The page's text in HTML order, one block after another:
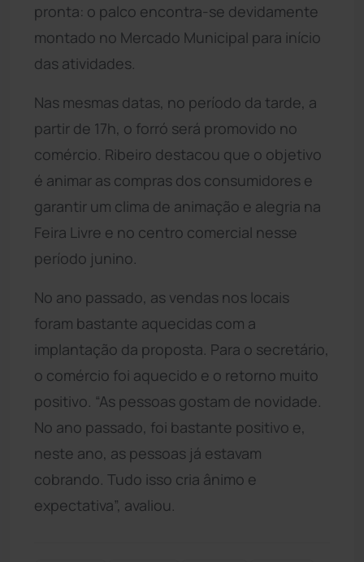
pronta: o palco encontra-se devidamente
montado no Mercado Municipal para início
das atividades.
Nas mesmas datas, no período da tarde, a
partir de 17h, o forró será promovido no
comércio. Ribeiro destacou que o objetivo
é animar as compras dos consumidores e
garantir um clima de animação e alegria na
Feira Livre e no centro comercial nesse
período junino.
No ano passado, as vendas nos locais
foram bastante aquecidas com a
implantação da proposta. Para o secretário,
o comércio foi aquecido e o retorno muito
positivo. “As pessoas gostam de novidade.
No ano passado, foi bastante positivo e,
neste ano, as pessoas já estavam
cobrando. Tudo isso cria ânimo e
expectativa”, avaliou.